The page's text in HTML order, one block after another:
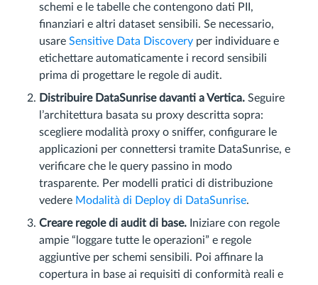
schemi e le tabelle che contengono dati PII,
finanziari e altri dataset sensibili. Se necessario,
usare Sensitive Data Discovery per individuare e
etichettare automaticamente i record sensibili
prima di progettare le regole di audit.
Distribuire DataSunrise davanti a Vertica. Seguire
l’architettura basata su proxy descritta sopra:
scegliere modalità proxy o sniffer, configurare le
applicazioni per connettersi tramite DataSunrise, e
verificare che le query passino in modo
trasparente. Per modelli pratici di distribuzione
vedere Modalità di Deploy di DataSunrise.
Creare regole di audit di base. Iniziare con regole
ampie “loggare tutte le operazioni” e regole
aggiuntive per schemi sensibili. Poi affinare la
copertura in base ai requisiti di conformità reali e